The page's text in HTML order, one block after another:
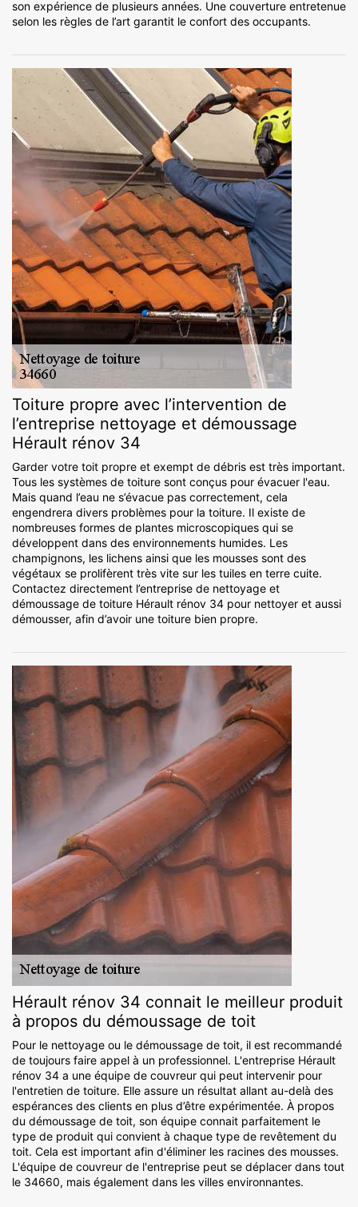
son expérience de plusieurs années. Une couverture entretenue
selon les règles de l’art garantit le confort des occupants.
Toiture propre avec l’intervention de
l’entreprise nettoyage et démoussage
Hérault rénov 34
Garder votre toit propre et exempt de débris est très important.
Tous les systèmes de toiture sont conçus pour évacuer l'eau.
Mais quand l’eau ne s’évacue pas correctement, cela
engendrera divers problèmes pour la toiture. Il existe de
nombreuses formes de plantes microscopiques qui se
développent dans des environnements humides. Les
champignons, les lichens ainsi que les mousses sont des
végétaux se prolifèrent très vite sur les tuiles en terre cuite.
Contactez directement l’entreprise de nettoyage et
démoussage de toiture Hérault rénov 34 pour nettoyer et aussi
démousser, afin d’avoir une toiture bien propre.
Hérault rénov 34 connait le meilleur produit
à propos du démoussage de toit
Pour le nettoyage ou le démoussage de toit, il est recommandé
de toujours faire appel à un professionnel. L'entreprise Hérault
rénov 34 a une équipe de couvreur qui peut intervenir pour
l'entretien de toiture. Elle assure un résultat allant au-delà des
espérances des clients en plus d’être expérimentée. À propos
du démoussage de toit, son équipe connait parfaitement le
type de produit qui convient à chaque type de revêtement du
toit. Cela est important afin d'éliminer les racines des mousses.
L'équipe de couvreur de l'entreprise peut se déplacer dans tout
le 34660, mais également dans les villes environnantes.